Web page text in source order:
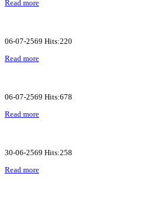
Read more
06-07-2569 Hits:220
Read more
06-07-2569 Hits:678
Read more
30-06-2569 Hits:258
Read more